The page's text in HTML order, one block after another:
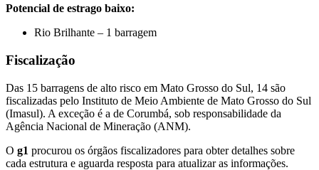
Potencial de estrago baixo:
Rio Brilhante – 1 barragem
Fiscalização
Das 15 barragens de alto risco em Mato Grosso do Sul, 14 são
fiscalizadas pelo Instituto de Meio Ambiente de Mato Grosso do Sul
(Imasul). A exceção é a de Corumbá, sob responsabilidade da
Agência Nacional de Mineração (ANM).
O g1 procurou os órgãos fiscalizadores para obter detalhes sobre
cada estrutura e aguarda resposta para atualizar as informações.